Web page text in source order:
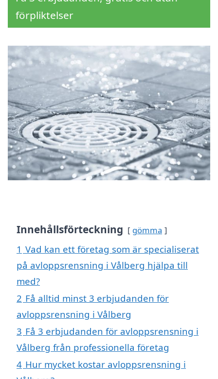
förpliktelser
Innehållsförteckning gömma
1 Vad kan ett företag som är specialiserat
på avloppsrensning i Vålberg hjälpa till
med?
2 Få alltid minst 3 erbjudanden för
avloppsrensning i Vålberg
3 Få 3 erbjudanden för avloppsrensning i
Vålberg från professionella företag
4 Hur mycket kostar avloppsrensning i